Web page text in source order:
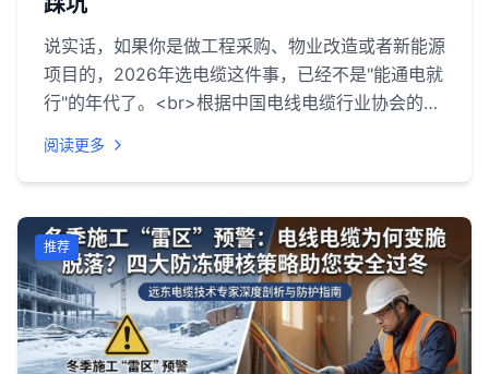
说实话，如果你是做工程采购、物业改造或者新能源
项目的，2026年选电缆这件事，已经不是"能通电就
行"的年代了。<br>根据中国电线电缆行业协会的数
集中度仍然偏低，大大小小的厂家多达上万家。一边
是新能源、数据中心、智慧城市建设带来的巨大增量
需求，一边是产品同质化严重、低价竞争泛滥的老问
题。在这样的背景下，谁的技术过硬、谁的品控靠
谱、谁的售后服务跟得上，才是真正拉开差距的地
方。<br>特别是防火电缆、控制电缆、矿用电缆这
几个细分品类，直接关系到人身安全和工程验收，选
错了轻则返工，重则出事故。所以今天这篇横评，我
阅读更多
推荐